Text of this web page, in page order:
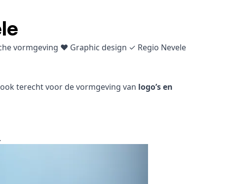
vormgeving ♥ Graphic design ✓ Regio Nevele
terecht voor de vormgeving van logo’s en